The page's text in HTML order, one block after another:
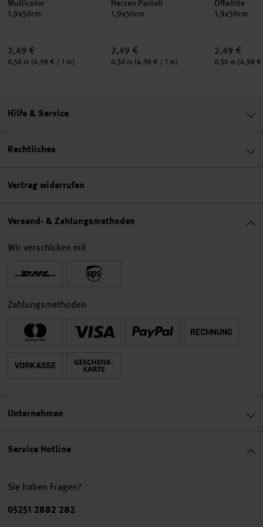
Multicolor
1,9x50cm
2,49 €
Inhalt:
0,50 m (4,98 € / 1 m)
Herzen Pastell
1,9x50cm
2,49 €
Inhalt:
0,50 m (4,98 € / 1 m)
Offwhite
1,9x50cm
2,49 €
Inhalt:
0,50 m (4,98 €
Service Hotline
Sie haben Fragen?
Telefonnummer
05251 2882 282
Hilfe & Service
Rechtliches
Vertrag widerrufen
Versand- & Zahlungsmethoden
Wir verschicken mit
Zahlungsmethoden
Unternehmen